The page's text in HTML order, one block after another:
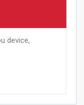
device,